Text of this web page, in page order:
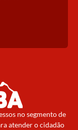
no segmento de
atender o cidadão